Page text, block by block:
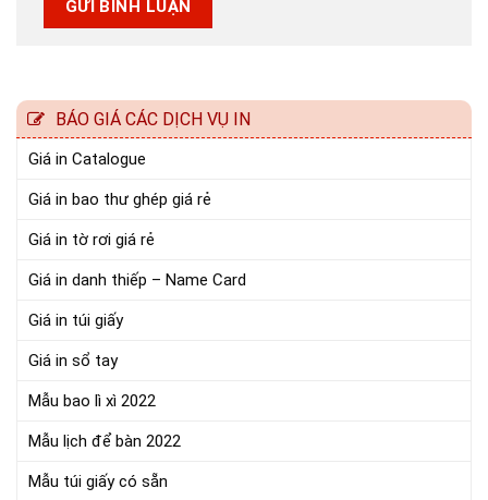
BÁO GIÁ CÁC DỊCH VỤ IN
Giá in Catalogue
Giá in bao thư ghép giá rẻ
Giá in tờ rơi giá rẻ
Giá in danh thiếp – Name Card
Giá in túi giấy
Giá in sổ tay
Mẫu bao lì xì 2022
Mẫu lịch để bàn 2022
Mẫu túi giấy có sẵn